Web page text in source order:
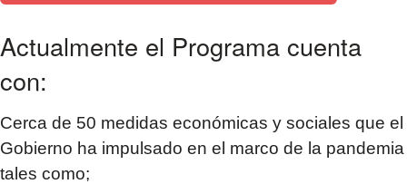
Actualmente el Programa cuenta
con:
Cerca de 50 medidas económicas y sociales que el
Gobierno ha impulsado en el marco de la pandemia
tales como;